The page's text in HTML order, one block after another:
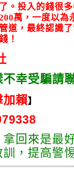
。投入的錢很
萬，一度以為
道，最終認識
！
幸受騙請
加賴】
回來是最
，提高警